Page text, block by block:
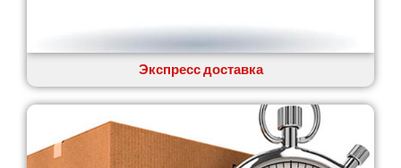
Змиев
Звенигородка
Звягель
Экспресс доставка